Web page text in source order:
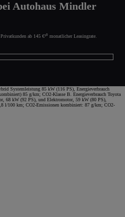
Autohaus Mindler
ab 145 €¹⁰ monatlicher Leasingrate.
Systemleistung 85 kW (116 PS), Energieverbrauch
85 g/km; CO2-Klasse B. Energieverbrauch Toyota
68 kW (92 PS), und Elektromotor, 59 kW (80 PS),
l/100 km; CO2-Emissionen kombiniert: 87 g/km; CO2-